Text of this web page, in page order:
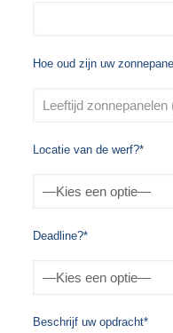
Hoe oud zijn uw
Locatie van de werf?*
Deadline?*
Beschrijf uw opdracht*